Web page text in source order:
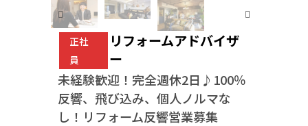
正社
員
リフォームアドバイザ
ー
未経験歓迎！完全週休2日♪100％
反響、飛び込み、個人ノルマな
し！リフォーム反響営業募集